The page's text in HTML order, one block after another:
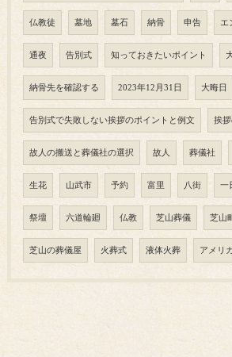
仏教徒 墓地 墓石 納骨 申告 エ
通夜 告別式 知っておきたいポイント
納骨先を確認する 2023年12月31日 大晦日
告別式で失敗しない挨拶のポイントと例文 挨
故人の搬送と葬儀社の選択 故人 葬儀社
生花 山武市 予約 富里 八街 一
祭壇 六道輪廻 仏教 芝山葬儀 芝山
芝山の葬儀屋 火葬式 液体火葬 アメリ